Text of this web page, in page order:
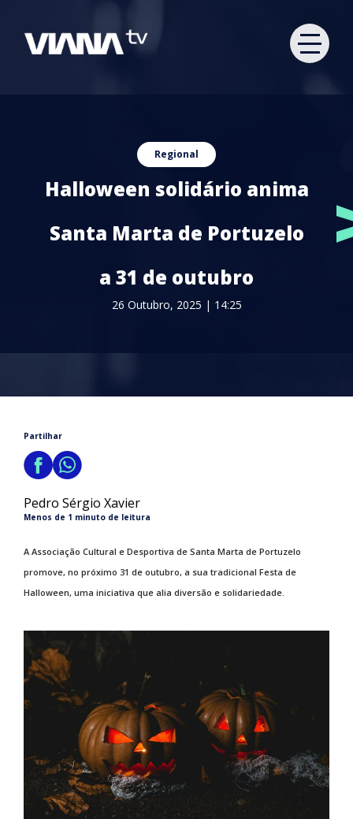
Regional
Halloween solidário anima
Santa Marta de Portuzelo
a 31 de outubro
26 Outubro, 2025 | 14:25
Partilhar
Pedro Sérgio Xavier
Menos de 1 minuto de leitura
A Associação Cultural e Desportiva de Santa Marta de Portuzelo
promove, no próximo 31 de outubro, a sua tradicional Festa de
Halloween, uma iniciativa que alia diversão e solidariedade.